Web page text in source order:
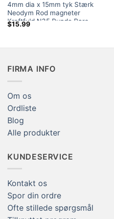
4mm dia x 15mm tyk Stærk
Neodym Rod magneter
Kraftfuld N35 Runde Rare
Earth Cylinder Magnet Sale
$15.99
FIRMA INFO
Om os
Ordliste
Blog
Alle produkter
KUNDESERVICE
Kontakt os
Spor din ordre
Ofte stillede spørgsmål